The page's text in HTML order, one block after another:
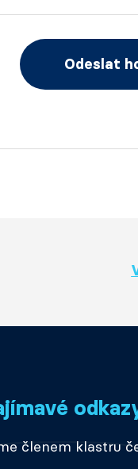
Odeslat
členem klastru